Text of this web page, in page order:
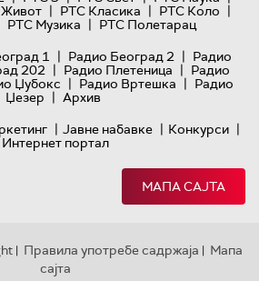
| РТС Класика | РТС Коло |
РТС Музика | РТС Полетарац
1 | Радио Београд 2 | Радио
202 | Радио Плетеница | Радио
Џубокс | Радио Вртешка | Радио
Џезер | Архив
| Јавне набавке | Конкурси |
Интернет портал
МАПА САЈТА
| Правила употребе садржаја | Мапа
сајта